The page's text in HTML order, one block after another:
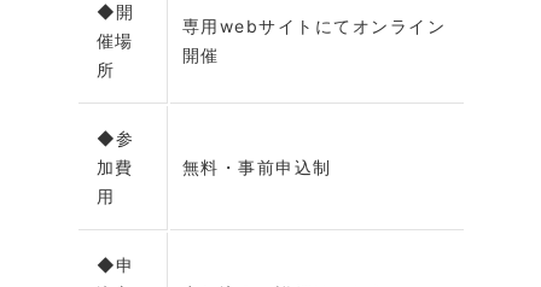
◆開
催場
所
専用webサイトにてオンライン
開催
◆参
加費
用
無料・事前申込制
◆申